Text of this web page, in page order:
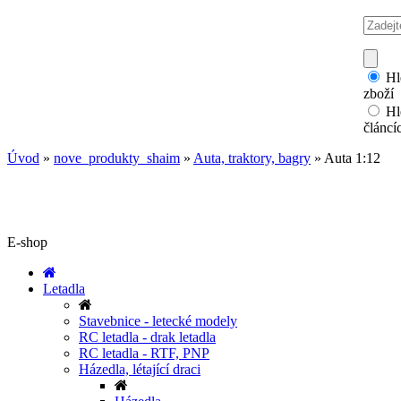
zboží
Úvod » nove_produkty_shaim » Auta, traktory, bagry » Auta 1:12
E-shop
Letadla
Stavebnice - letecké modely
RC letadla - drak letadla
RC letadla - RTF, PNP
Házedla, létající draci